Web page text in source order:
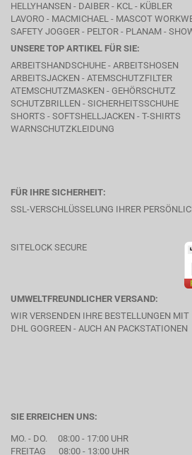
HELLYHANSEN - DAIBER - KCL - KÜBLER
LAVORO - MACMICHAEL - MASCOT
SAFETY JOGGER - PELTOR - PLANAM -
UNSERE TOP ARTIKEL FÜR SIE:
ARBEITSHANDSCHUHE - ARBEITSHOSEN
ARBEITSJACKEN - ATEMSCHUTZFILTER
ATEMSCHUTZMASKEN - GEHÖRSCHUTZ
SCHUTZBRILLEN - SICHERHEITSSCHUHE
SHORTS - SOFTSHELLJACKEN - T-SHIRTS
WARNSCHUTZKLEIDUNG
FÜR IHRE SICHERHEIT:
SSL-VERSCHLÜSSELUNG IHRER
SITELOCK SECURE
UMWELTFREUNDLICHER VERSAND:
WIR VERSENDEN IHRE BESTELLUNGEN MIT
DHL GOGREEN - AUCH AN PACKSTATIONEN
SIE ERREICHEN UNS:
MO. - DO. 08:00 - 17:00 UHR
FREITAG 08:00 - 13:00 UHR